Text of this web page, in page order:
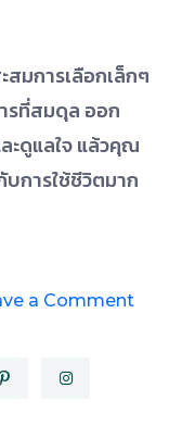
มการเลือกเล็กๆ
รที่สมดุล ออก
ะดูแลใจ แล้วคุณ
การใช้ชีวิตมาก
a Comment